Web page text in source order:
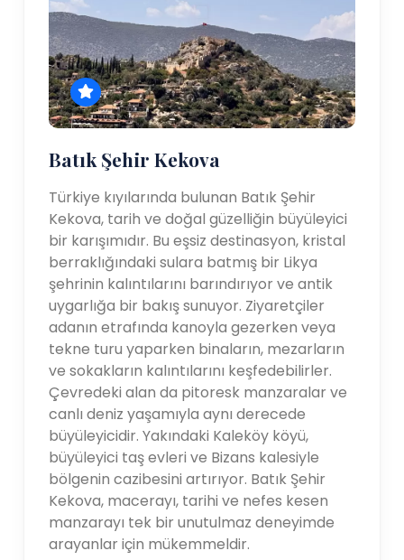
Batık Şehir Kekova
Türkiye kıyılarında bulunan Batık Şehir
Kekova, tarih ve doğal güzelliğin büyüleyici
bir karışımıdır. Bu eşsiz destinasyon, kristal
berraklığındaki sulara batmış bir Likya
şehrinin kalıntılarını barındırıyor ve antik
uygarlığa bir bakış sunuyor. Ziyaretçiler
adanın etrafında kanoyla gezerken veya
tekne turu yaparken binaların, mezarların
ve sokakların kalıntılarını keşfedebilirler.
Çevredeki alan da pitoresk manzaralar ve
canlı deniz yaşamıyla aynı derecede
büyüleyicidir. Yakındaki Kaleköy köyü,
büyüleyici taş evleri ve Bizans kalesiyle
bölgenin cazibesini artırıyor. Batık Şehir
Kekova, macerayı, tarihi ve nefes kesen
manzarayı tek bir unutulmaz deneyimde
arayanlar için mükemmeldir.